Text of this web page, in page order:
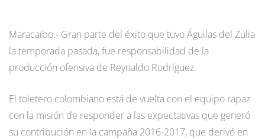
Maracaibo.- Gran parte del éxito que tuvo Águilas del Zulia
la temporada pasada, fue responsabilidad de la
producción ofensiva de Reynaldo Rodríguez.
El toletero colombiano está de vuelta con el equipo rapaz
con la misión de responder a las expectativas que generó
su contribución en la campaña 2016-2017, que derivó en